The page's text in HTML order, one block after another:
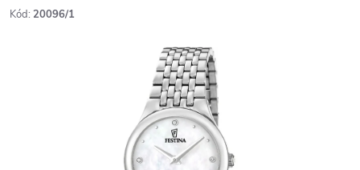
Kód: 20096/1